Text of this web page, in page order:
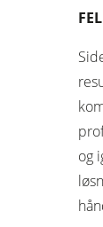
og